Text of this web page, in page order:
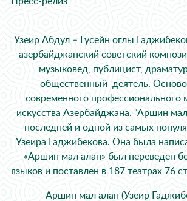
Узеир Абдул – Гусейн оглы
азербайджанский советский
музыковед, публицист,
общественный деятель.
современного профессионального
искусства Азербайджана. “Аршин мал
последней и одной из самых
Узеира Гаджибекова. Она была
«Аршин мал алан» был переведён
языков и поставлен в 187
Аршин мал алан (Узеир